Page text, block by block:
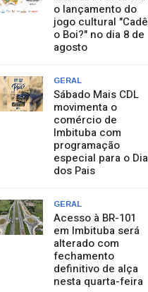
o lançamento do
jogo cultural "Cadê
o Boi?" no dia 8 de
agosto
GERAL
Sábado Mais CDL
movimenta o
comércio de
Imbituba com
programação
especial para o Dia
dos Pais
GERAL
Acesso à BR-101
em Imbituba será
alterado com
fechamento
definitivo de alça
nesta quarta-feira